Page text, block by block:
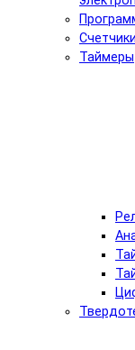
Таймеры